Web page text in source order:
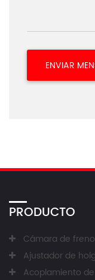
PRODUCTO
Cámara de freno
Ajustador de holgura
Acoplamiento